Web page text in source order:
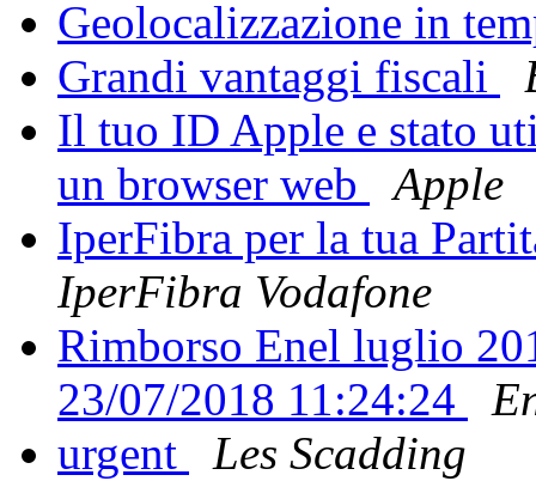
Geolocalizzazione in
Grandi vantaggi fiscali
Il tuo ID Apple e stato
un browser web
Apple
IperFibra per la tua
IperFibra Vodafone
Rimborso Enel luglio
23/07/2018 11:24:24
urgent
Les Scadding